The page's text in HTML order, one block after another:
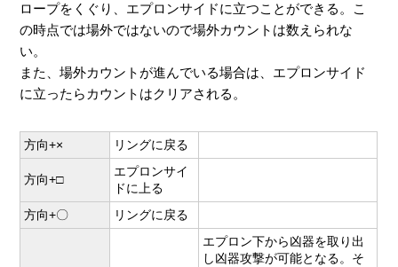
ロープをくぐり、エプロンサイドに立つことができる。こ
の時点では場外ではないので場外カウントは数えられな
い。
また、場外カウントが進んでいる場合は、エプロンサイド
に立ったらカウントはクリアされる。
方向+× リングに戻る
方向+□
エプロンサイ
ドに上る
方向+〇
リングに戻る
エプロン下から凶器を取り出
し凶器攻撃が可能となる。そ